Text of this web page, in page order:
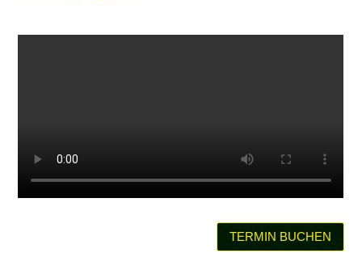
TERMIN BUCHEN